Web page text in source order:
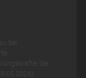
bei
die